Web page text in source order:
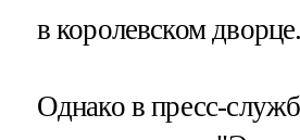
в королевском дворце.
Однако в пресс-